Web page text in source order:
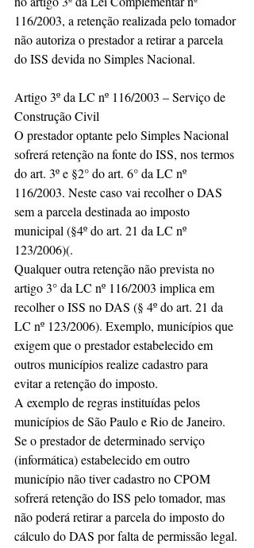
116/2003, a retenção realizada pelo tomador
não autoriza o prestador a retirar a parcela
do ISS devida no Simples Nacional.
Artigo 3º da LC nº 116/2003 – Serviço de
Construção Civil
O prestador optante pelo Simples Nacional
sofrerá retenção na fonte do ISS, nos termos
do art. 3º e §2° do art. 6° da LC nº
116/2003. Neste caso vai recolher o DAS
sem a parcela destinada ao imposto
municipal (§4º do art. 21 da LC nº
123/2006)(.
Qualquer outra retenção não prevista no
artigo 3° da LC nº 116/2003 implica em
recolher o ISS no DAS (§ 4º do art. 21 da
LC nº 123/2006). Exemplo, municípios que
exigem que o prestador estabelecido em
outros municípios realize cadastro para
evitar a retenção do imposto.
A exemplo de regras instituídas pelos
municípios de São Paulo e Rio de Janeiro.
Se o prestador de determinado serviço
(informática) estabelecido em outro
município não tiver cadastro no CPOM
sofrerá retenção do ISS pelo tomador, mas
não poderá retirar a parcela do imposto do
cálculo do DAS por falta de permissão legal.